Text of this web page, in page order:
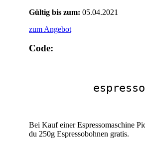
Gültig bis zum: 05.04.2021
zum Angebot
Code:
espresso
Bei Kauf einer Espressomaschine
du 250g Espressobohnen gratis.